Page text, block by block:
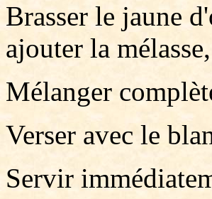
Brasser le jaune
ajouter la
Mélanger
Verser avec le
Servir